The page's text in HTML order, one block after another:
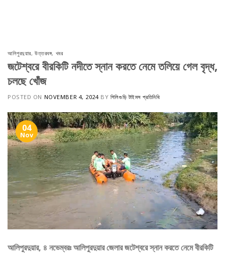
আলিপুরদুয়ার,উত্তরবঙ্গ, খবর
জটেশ্বরে বীরকিটি নদীতে স্নান করতে নেমে তলিয়ে গেল বৃদ্ধ,
চলছে খোঁজ
POSTED ON NOVEMBER 4, 2024BY শিলিগুড়ি টাইমস প্রতিনিধি
04
Nov
আলিপুরদুয়ার, ৪ নভেম্বরঃ আলিপুরদুয়ার জেলার জটেশ্বরে স্নান করতে নেমে বীরকিটি